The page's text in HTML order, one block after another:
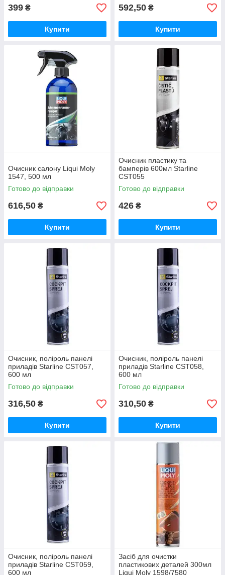
399 ₴
Купити
592,50 ₴
Купити
Очисник салону Liqui Moly
1547, 500 мл
Готово до відправки
616,50 ₴
Купити
Очисник пластику та
бамперів 600мл Starline
CST055
Готово до відправки
426 ₴
Купити
Очисник, поліроль панелі
приладів Starline CST057,
600 мл
Готово до відправки
316,50 ₴
Купити
Очисник, поліроль панелі
приладів Starline CST058,
600 мл
Готово до відправки
310,50 ₴
Купити
Очисник, поліроль панелі
приладів Starline CST059,
600 мл
Засіб для очистки
пластикових деталей 300мл
Liqui Moly 1598/7580